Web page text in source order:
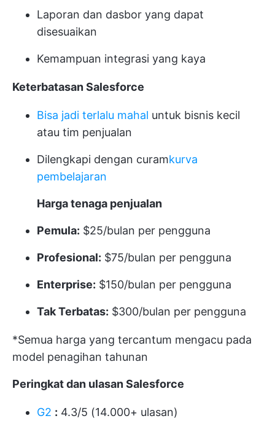
Laporan dan dasbor yang dapat
disesuaikan
Kemampuan integrasi yang kaya
Keterbatasan Salesforce
Bisa jadi terlalu mahal untuk bisnis kecil
atau tim penjualan
Dilengkapi dengan curamkurva
pembelajaran
Harga tenaga penjualan
Pemula: $25/bulan per pengguna
Profesional: $75/bulan per pengguna
Enterprise: $150/bulan per pengguna
Tak Terbatas: $300/bulan per pengguna
*Semua harga yang tercantum mengacu pada
model penagihan tahunan
Peringkat dan ulasan Salesforce
G2 : 4.3/5 (14.000+ ulasan)